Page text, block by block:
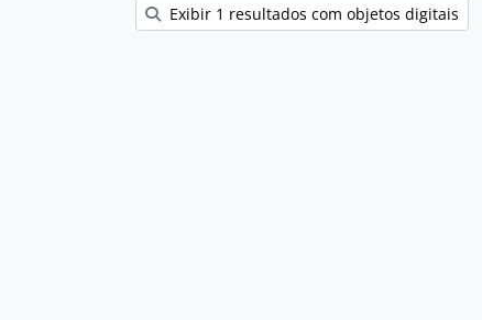
Exibir 1 resultados com objetos digitais